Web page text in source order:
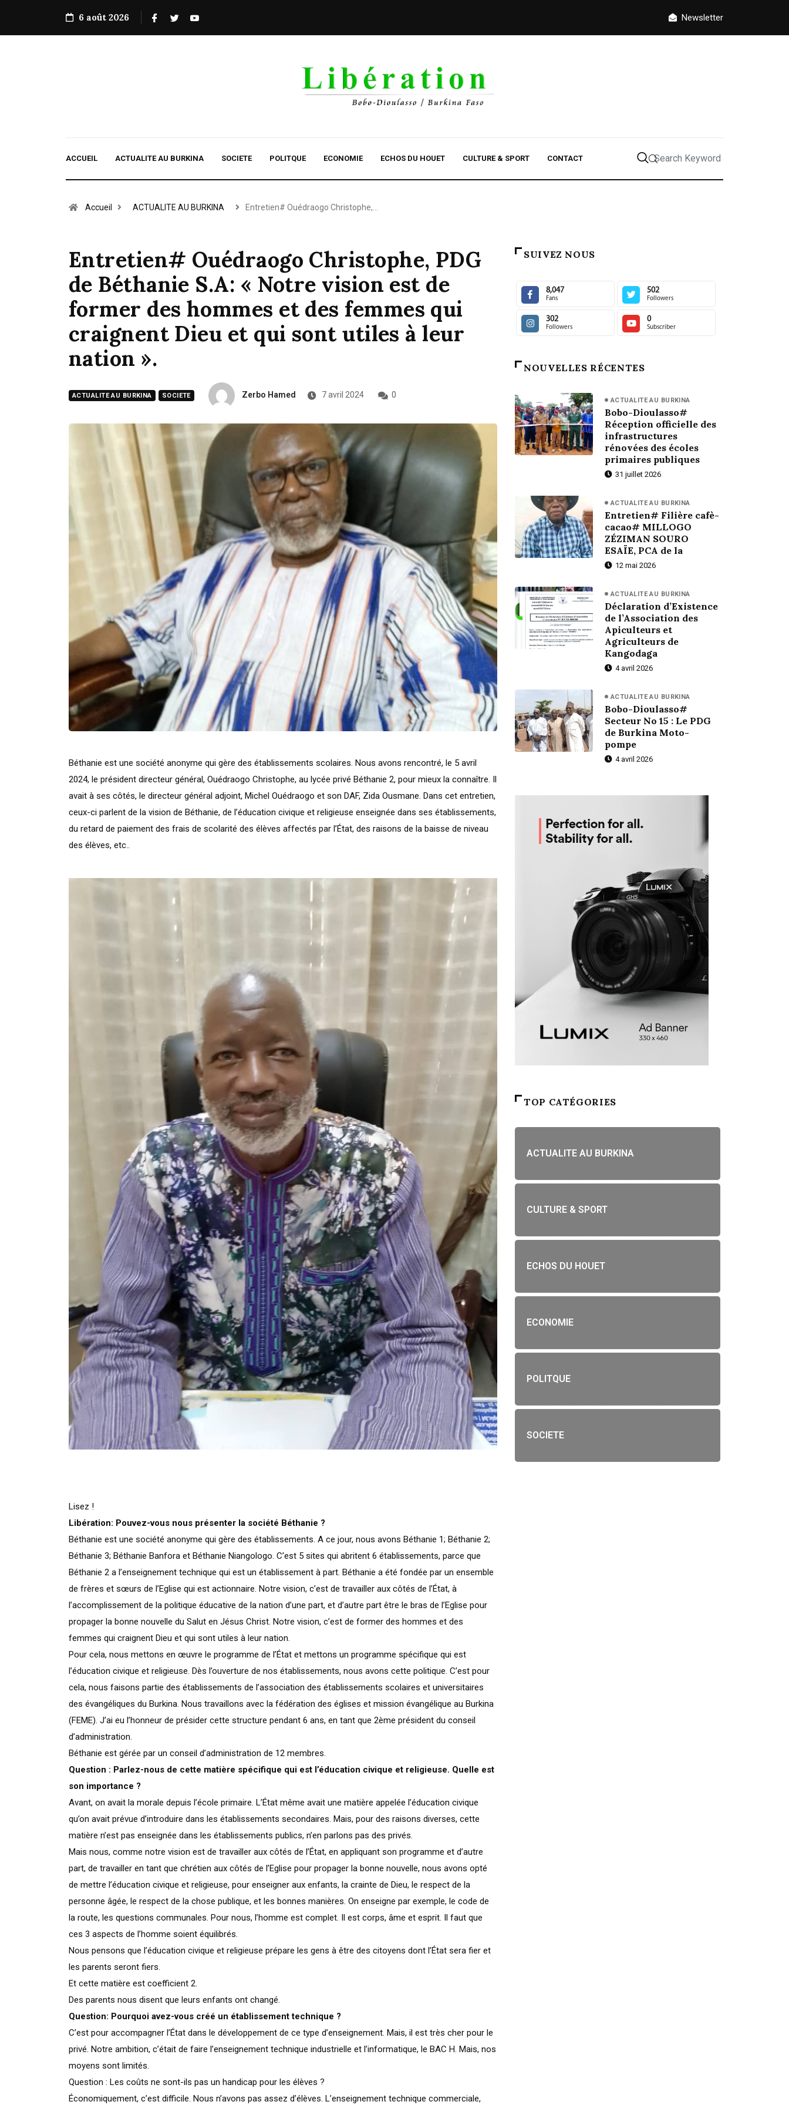
6 août 2026 Newsletter
ACCUEIL ACTUALITE AU BURKINA SOCIETE POLITQUE ECONOMIE ECHOS DU HOUET CULTURE & SPORT CONTACT
Accueil ACTUALITE AU BURKINA Entretien# Ouédraogo Christophe,…
Entretien# Ouédraogo Christophe, PDG
de Béthanie S.A: « Notre vision est de
former des hommes et des femmes qui
craignent Dieu et qui sont utiles à leur
nation ».
ACTUALITE AU BURKINA SOCIETE Zerbo Hamed 7 avril 2024 0
Béthanie est une société anonyme qui gère des établissements scolaires. Nous avons rencontré, le 5 avril
2024, le président directeur général, Ouédraogo Christophe, au lycée privé Béthanie 2, pour mieux la connaître. Il
avait à ses côtés, le directeur général adjoint, Michel Ouédraogo et son DAF, Zida Ousmane. Dans cet entretien,
ceux-ci parlent de la vision de Béthanie, de l’éducation civique et religieuse enseignée dans ses établissements,
du retard de paiement des frais de scolarité des élèves affectés par l’État, des raisons de la baisse de niveau
des élèves, etc..
Lisez !
Libération: Pouvez-vous nous présenter la société Béthanie ?
Béthanie est une société anonyme qui gère des établissements. A ce jour, nous avons Béthanie 1; Béthanie 2;
Béthanie 3; Béthanie Banfora et Béthanie Niangologo. C’est 5 sites qui abritent 6 établissements, parce que
Béthanie 2 a l’enseignement technique qui est un établissement à part. Béthanie a été fondée par un ensemble
de frères et sœurs de l’Eglise qui est actionnaire. Notre vision, c’est de travailler aux côtés de l’État, à
l’accomplissement de la politique éducative de la nation d’une part, et d’autre part être le bras de l’Eglise pour
propager la bonne nouvelle du Salut en Jésus Christ. Notre vision, c’est de former des hommes et des
femmes qui craignent Dieu et qui sont utiles à leur nation.
Pour cela, nous mettons en œuvre le programme de l’État et mettons un programme spécifique qui est
l’éducation civique et religieuse. Dès l’ouverture de nos établissements, nous avons cette politique. C’est pour
cela, nous faisons partie des établissements de l’association des établissements scolaires et universitaires
des évangéliques du Burkina. Nous travaillons avec la fédération des églises et mission évangélique au Burkina
(FEME). J’ai eu l’honneur de présider cette structure pendant 6 ans, en tant que 2ème président du conseil
d’administration.
Béthanie est gérée par un conseil d’administration de 12 membres.
Question : Parlez-nous de cette matière spécifique qui est l’éducation civique et religieuse. Quelle est
son importance ?
Avant, on avait la morale depuis l’école primaire. L’État même avait une matière appelée l’éducation civique
qu’on avait prévue d’introduire dans les établissements secondaires. Mais, pour des raisons diverses, cette
matière n’est pas enseignée dans les établissements publics, n’en parlons pas des privés.
Mais nous, comme notre vision est de travailler aux côtés de l’État, en appliquant son programme et d’autre
part, de travailler en tant que chrétien aux côtés de l’Eglise pour propager la bonne nouvelle, nous avons opté
de mettre l’éducation civique et religieuse, pour enseigner aux enfants, la crainte de Dieu, le respect de la
personne âgée, le respect de la chose publique, et les bonnes manières. On enseigne par exemple, le code de
la route, les questions communales. Pour nous, l’homme est complet. Il est corps, âme et esprit. Il faut que
ces 3 aspects de l’homme soient équilibrés.
Nous pensons que l’éducation civique et religieuse prépare les gens à être des citoyens dont l’État sera fier et
les parents seront fiers.
Et cette matière est coefficient 2.
Des parents nous disent que leurs enfants ont changé.
Question: Pourquoi avez-vous créé un établissement technique ?
C’est pour accompagner l’État dans le développement de ce type d’enseignement. Mais, il est très cher pour le
privé. Notre ambition, c’était de faire l’enseignement technique industrielle et l’informatique, le BAC H. Mais, nos
moyens sont limités.
Question : Les coûts ne sont-ils pas un handicap pour les élèves ?
Économiquement, c’est difficile. Nous n’avons pas assez d’élèves. L’enseignement technique commerciale,
SUIVEZ NOUS
8,047
Fans
502
Followers
302
Followers
0
Subscriber
NOUVELLES RÉCENTES
ACTUALITE AU BURKINA
Bobo-Dioulasso#
Réception officielle des
infrastructures
rénovées des écoles
primaires publiques
31 juillet 2026
ACTUALITE AU BURKINA
Entretien# Filière cafè-
cacao# MILLOGO
ZÉZIMAN SOURO
ESAÏE, PCA de la
12 mai 2026
ACTUALITE AU BURKINA
Déclaration d’Existence
de l’Association des
Apiculteurs et
Agriculteurs de
Kangodaga
4 avril 2026
ACTUALITE AU BURKINA
Bobo-Dioulasso#
Secteur No 15 : Le PDG
de Burkina Moto-
pompe
4 avril 2026
TOP CATÉGORIES
ACTUALITE AU BURKINA
CULTURE & SPORT
ECHOS DU HOUET
ECONOMIE
POLITQUE
SOCIETE